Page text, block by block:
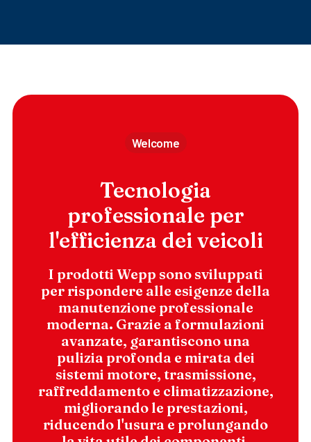
Welcome
Tecnologia
professionale per
l'efficienza dei veicoli
I prodotti Wepp sono sviluppati
per rispondere alle esigenze della
manutenzione professionale
moderna. Grazie a formulazioni
avanzate, garantiscono una
pulizia profonda e mirata dei
sistemi motore, trasmissione,
raffreddamento e climatizzazione,
migliorando le prestazioni,
riducendo l'usura e prolungando